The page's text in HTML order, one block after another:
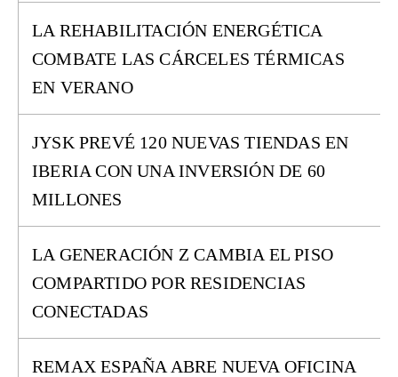
LA REHABILITACIÓN ENERGÉTICA
COMBATE LAS CÁRCELES TÉRMICAS
EN VERANO
JYSK PREVÉ 120 NUEVAS TIENDAS EN
IBERIA CON UNA INVERSIÓN DE 60
MILLONES
LA GENERACIÓN Z CAMBIA EL PISO
COMPARTIDO POR RESIDENCIAS
CONECTADAS
REMAX ESPAÑA ABRE NUEVA OFICINA